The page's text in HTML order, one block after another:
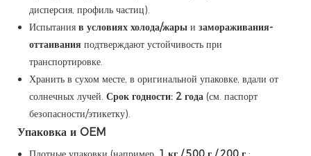
дисперсия, профиль частиц).
Испытания в условиях холода/жарыи замораживания-
оттаивания подтверждают устойчивость при
транспортировке.
Хранить в сухом месте, в оригинальной упаковке, вдали от
солнечных лучей. Срок годности: 2 года(см. паспорт
безопасности/этикетку).
Упаковка и OEM